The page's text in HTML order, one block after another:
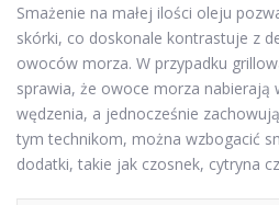
Smażenie na małej ilości oleju
skórki, co doskonale kontrastuje z
owoców morza. W przypadku
sprawia, że owoce morza
wędzenia, a jednocześnie
tym technikom, można wzbogacić
dodatki, takie jak czosnek, cytryna